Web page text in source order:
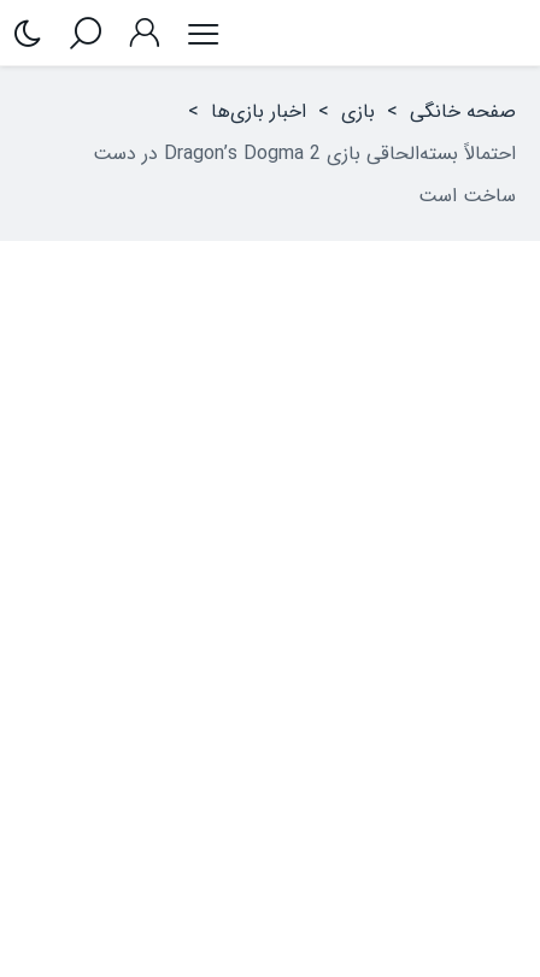
صفحه خانگی > بازی > اخبار بازی‌ها >
احتمالاً بسته‌الحاقی بازی Dragon’s Dogma 2 در دست
ساخت است